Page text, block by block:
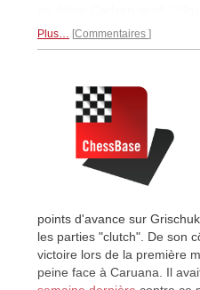
Plus… Commentaires
points d'avance sur
les parties "clutch". De son
victoire lors de la première
peine face à Caruana. Il